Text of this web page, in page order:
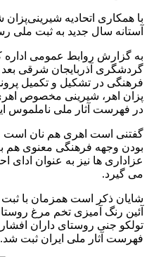
با همکاری اتحادیه
آستانه سال جدید به ثبت ملی
به گزارش روابط عمومی
گردشگری آذربایجان شرقی بعد
فرهنگی در تشکیل و تکمیل
پزان اهر، شیرینی مخصوص
در فهرست آثار ملی ناملموس
گفتنی است اهری هم نان است
بودن وجهه فرهنگی معنوی هم
عزاداری ها نیز به عنوان ادای
می گیرد.
شایان ذکر است همزمان با ثبت
آئین رنگ آمیزی تخم مرغ
تولکو جنی روستای داران
فهرست آثار ملی ایران ثبت شد.